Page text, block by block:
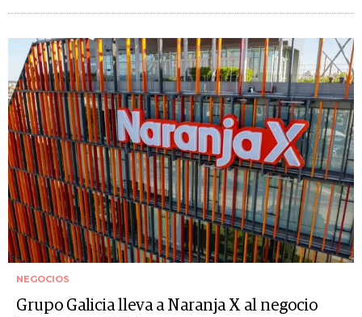
NEGOCIOS
Grupo Galicia lleva a Naranja X al negocio